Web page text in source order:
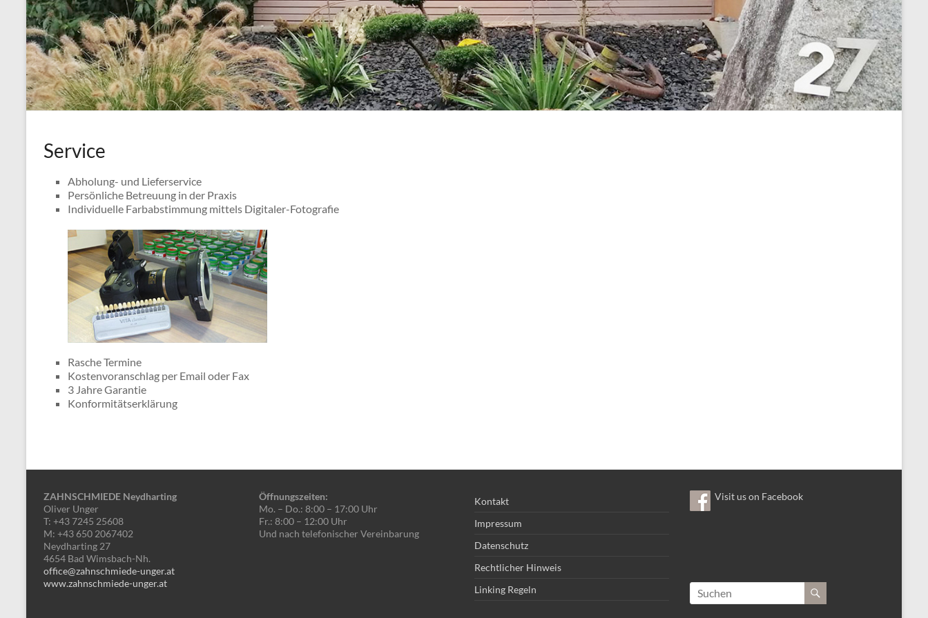
Service
Abholung- und Lieferservice
Persönliche Betreuung in der Praxis
Individuelle Farbabstimmung mittels Digitaler-Fotografie
Rasche Termine
Kostenvoranschlag per Email oder Fax
3 Jahre Garantie
Konformitätserklärung
ZAHNSCHMIEDE Neydharting
Oliver Unger
T: +43 7245 25608
M: +43 650 2067402
Neydharting 27
4654 Bad Wimsbach-Nh.
office@zahnschmiede-unger.at
www.zahnschmiede-unger.at
Öffnungszeiten:
Mo. – Do.: 8:00 – 17:00 Uhr
Fr.: 8:00 – 12:00 Uhr
Und nach telefonischer Vereinbarung
Kontakt
Impressum
Datenschutz
Rechtlicher Hinweis
Linking Regeln
Visit us on Facebook